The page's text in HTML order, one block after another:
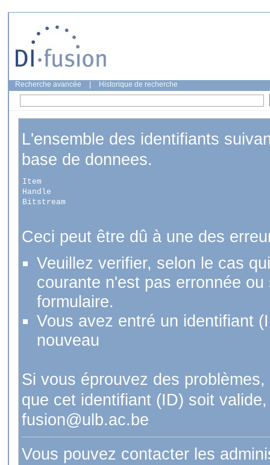
Recherche avancée Historique de recherche
L'ensemble des identifiants
base de donnees.
Item
Handle
Bitstream
Ceci peut être dû à une des
Veuillez verifier, selon le cas
courante n'est pas erronnée
formulaire.
Vous avez entré un identifiant
nouveau
Si vous éprouvez des
que cet identifiant (ID) soit
fusion@ulb.ac.be
Vous pouvez contacter les